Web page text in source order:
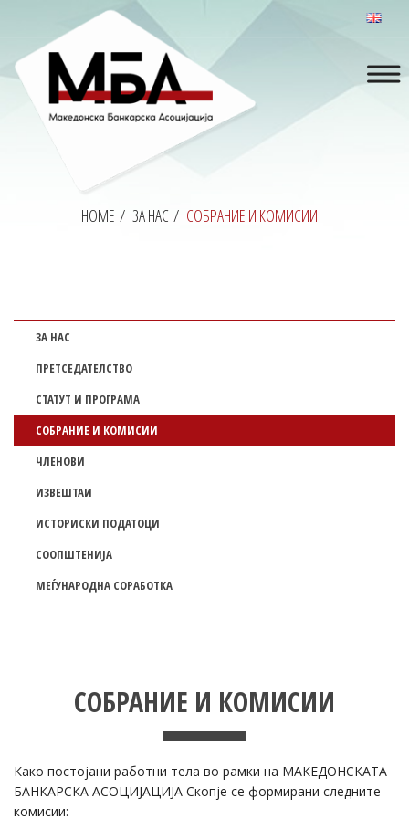
HOME / ЗА НАС / СОБРАНИЕ И КОМИСИИ
ЗА НАС
ПРЕТСЕДАТЕЛСТВО
СТАТУТ И ПРОГРАМА
СОБРАНИЕ И КОМИСИИ
ЧЛЕНОВИ
ИЗВЕШТАИ
ИСТОРИСКИ ПОДАТОЦИ
СООПШТЕНИЈА
МЕЃУНАРОДНА СОРАБОТКА
СОБРАНИЕ И КОМИСИИ
Како постојани работни тела во рамки на МАКЕДОНСКАТА
БАНКАРСКА АСОЦИЈАЦИЈА Скопје се формирани следните
комисии: